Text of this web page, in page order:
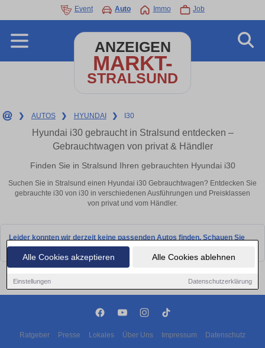
Alle Cookies akzeptieren Alle Cookies ablehnen
Einstellungen Datenschutzerklärung
Event Auto Immo Job
ANZEIGEN
MARKT-
STRALSUND
❯ AUTOS ❯ HYUNDAI ❯ I30
Hyundai i30 gebraucht in Stralsund entdecken –
Gebrauchtwagen von privat & Händler
Finden Sie in Stralsund Ihren gebrauchten Hyundai i30
Suchen Sie in Stralsund einen Hyundai i30 Gebrauchtwagen? Entdecken Sie
gebrauchte i30 von i30 in verschiedenen Ausführungen und Preisklassen
von privat und vom Händler.
Leider konnten wir derzeit keine passenden Autos finden. Schauen Sie
bald wieder vorbei!
Ratgeber Presse Lokales Über Uns Impressum Datenschutz